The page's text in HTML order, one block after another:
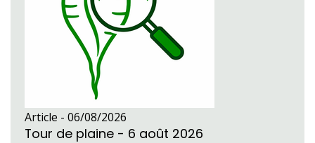
Article - 06/08/2026
Tour de plaine - 6 août 2026